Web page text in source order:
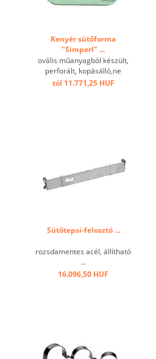
Kenyér sütőforma
"Simperl" ...
ovális műanyagból készült,
perforált, kopásálló,ne
melegítse 70 ° C fölé,
tól 11.771,25 HUF
Sütőtepsi-felosztó ...
rozsdamentes acél, állítható
...
16.096,50 HUF